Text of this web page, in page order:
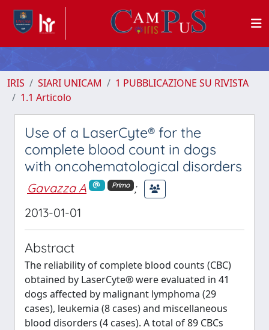
IRIS SIARI UNICAM
1 PUBBLICAZIONE SU RIVISTA
1.1 Articolo
Use of a LaserCyte® for the
complete blood count in dogs
with oncohematological disorders
Gavazza A Primo
;
2013-01-01
Abstract
The reliability of complete blood counts (CBC)
obtained by LaserCyte® were evaluated in 41
dogs affected by malignant lymphoma (29
cases), leukemia (8 cases) and miscellaneous
blood disorders (4 cases). A total of 89 CBCs